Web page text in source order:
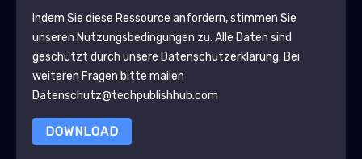
Indem Sie diese Ressource anfordern, stimmen Sie
unseren Nutzungsbedingungen zu. Alle Daten sind
geschützt durch unsere Datenschutzerklärung. Bei
weiteren Fragen bitte mailen
Datenschutz@techpublishhub.com
DOWNLOAD